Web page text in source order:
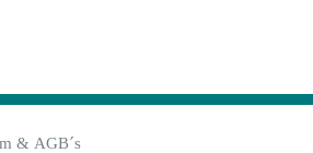
& AGB´s